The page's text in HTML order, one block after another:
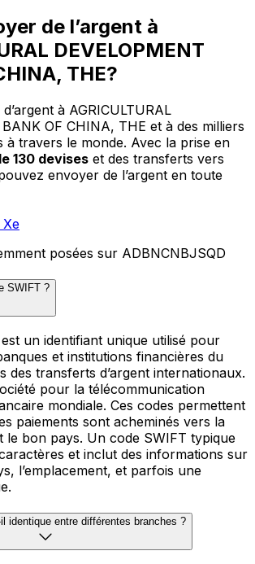
de l’argent à
DEVELOPMENT
THE?
à AGRICULTURAL
OF CHINA, THE et à des milliers
à travers le monde. Avec la prise en
130 devises et des transferts vers
envoyer de l’argent en toute
posées sur ADBNCNBJSQD
SWIFT ?
un identifiant unique utilisé pour
et institutions financières du
des transferts d’argent internationaux.
pour la télécommunication
mondiale. Ces codes permettent
paiements sont acheminés vers la
le bon pays. Un code SWIFT typique
et inclut des informations sur
l’emplacement, et parfois une
identique entre différentes branches ?